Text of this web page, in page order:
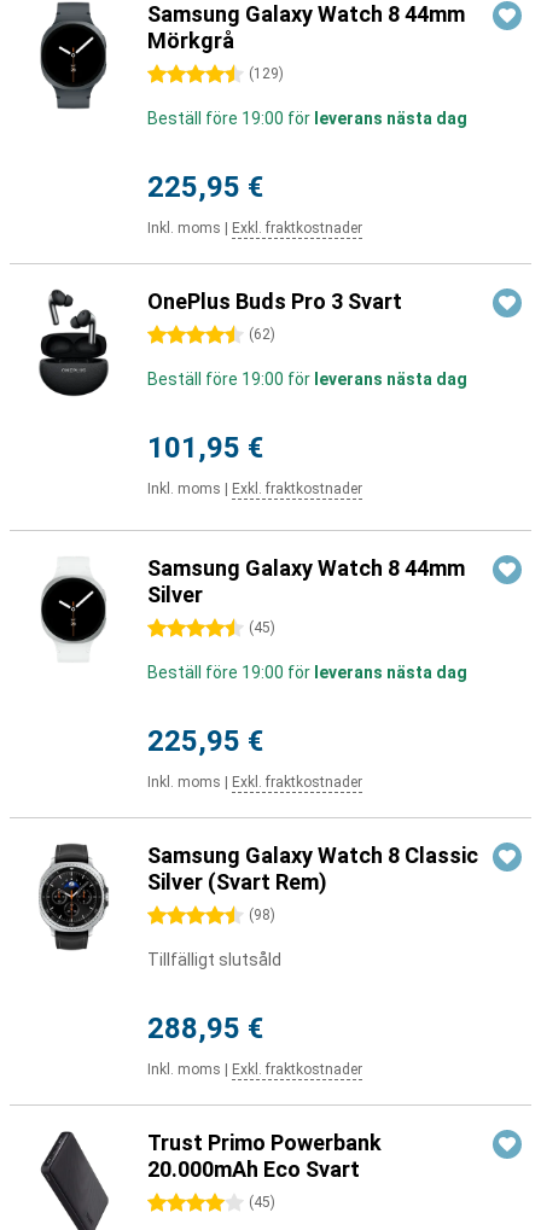
Samsung Galaxy Watch 8 44mm
Mörkgrå
4.5 stjärnor (129)
Beställ före 19:00 för leverans nästa dag
225,95 €
Inkl. moms Exkl. fraktkostnader
OnePlus Buds Pro 3 Svart
4.5 stjärnor (62)
Beställ före 19:00 för leverans nästa dag
101,95 €
Inkl. moms Exkl. fraktkostnader
Samsung Galaxy Watch 8 44mm
Silver
4.5 stjärnor (45)
Beställ före 19:00 för leverans nästa dag
225,95 €
Inkl. moms Exkl. fraktkostnader
Samsung Galaxy Watch 8 Classic
Silver (Svart Rem)
4.5 stjärnor (98)
Tillfälligt slutsåld
288,95 €
Inkl. moms Exkl. fraktkostnader
Trust Primo Powerbank
20.000mAh Eco Svart
4 stjärnor (45)